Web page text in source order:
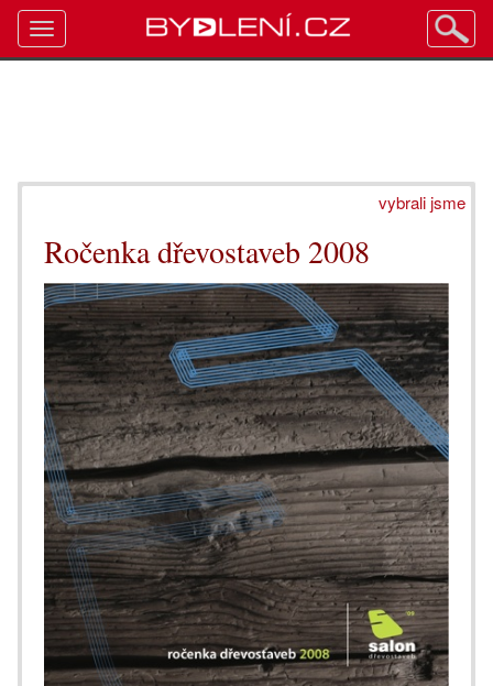
vybrali jsme
Ročenka dřevostaveb 2008
Toggle
navigation